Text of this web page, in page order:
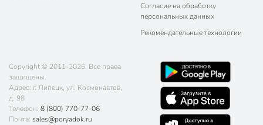
Согласие на обработку
персональных данных
Рекомендательные технологии
Copyright © 2011-2026. Все права
защищены.
Адрес: г. Липецк, ул. Космонавтов,
д. 98
Телефон: 8 (800) 770-77-06
Почта: sales@poryadok.ru